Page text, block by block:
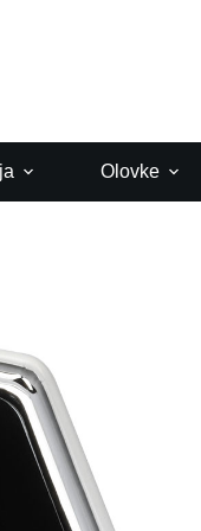
Olovke